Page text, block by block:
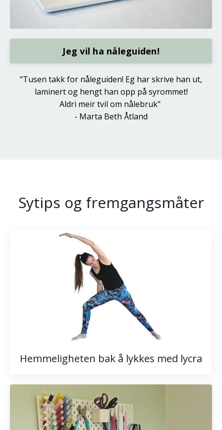
Jeg vil ha nåleguiden!
"Tusen takk for nåleguiden! Eg har skrive han ut,
laminert og hengt han opp på syrommet!
Aldri meir tvil om nålebruk"
- Marta Beth Åtland
Sytips og fremgangsmåter
Hemmeligheten bak å lykkes med lycra